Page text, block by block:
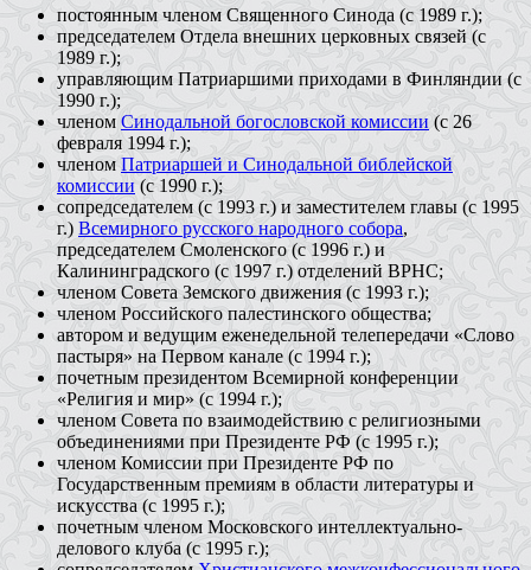
постоянным членом Священного Синода (с 1989 г.);
председателем Отдела внешних церковных связей (с
1989 г.);
управляющим Патриаршими приходами в Финляндии (с
1990 г.);
членом Синодальной богословской комиссии (с 26
февраля 1994 г.);
членом Патриаршей и Синодальной библейской
комиссии (с 1990 г.);
сопредседателем (с 1993 г.) и заместителем главы (с 1995
г.) Всемирного русского народного собора,
председателем Смоленского (с 1996 г.) и
Калининградского (с 1997 г.) отделений ВРНС;
членом Совета Земского движения (с 1993 г.);
членом Российского палестинского общества;
автором и ведущим еженедельной телепередачи «Слово
пастыря» на Первом канале (с 1994 г.);
почетным президентом Всемирной конференции
«Религия и мир» (с 1994 г.);
членом Совета по взаимодействию с религиозными
объединениями при Президенте РФ (с 1995 г.);
членом Комиссии при Президенте РФ по
Государственным премиям в области литературы и
искусства (с 1995 г.);
почетным членом Московского интеллектуально-
делового клуба (с 1995 г.);